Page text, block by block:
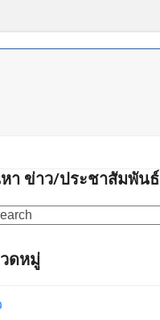
า ข่าว/ประชาสัมพันธ์
ดหมู่